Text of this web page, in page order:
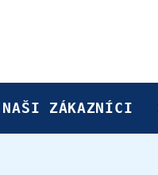
NAŠI ZÁKAZNÍCI